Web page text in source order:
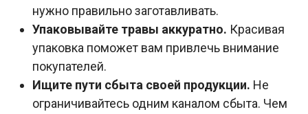
нужно правильно заготавливать.
Упаковывайте травы аккуратно. Красивая
упаковка поможет вам привлечь внимание
покупателей.
Ищите пути сбыта своей продукции. Не
ограничивайтесь одним каналом сбыта. Чем